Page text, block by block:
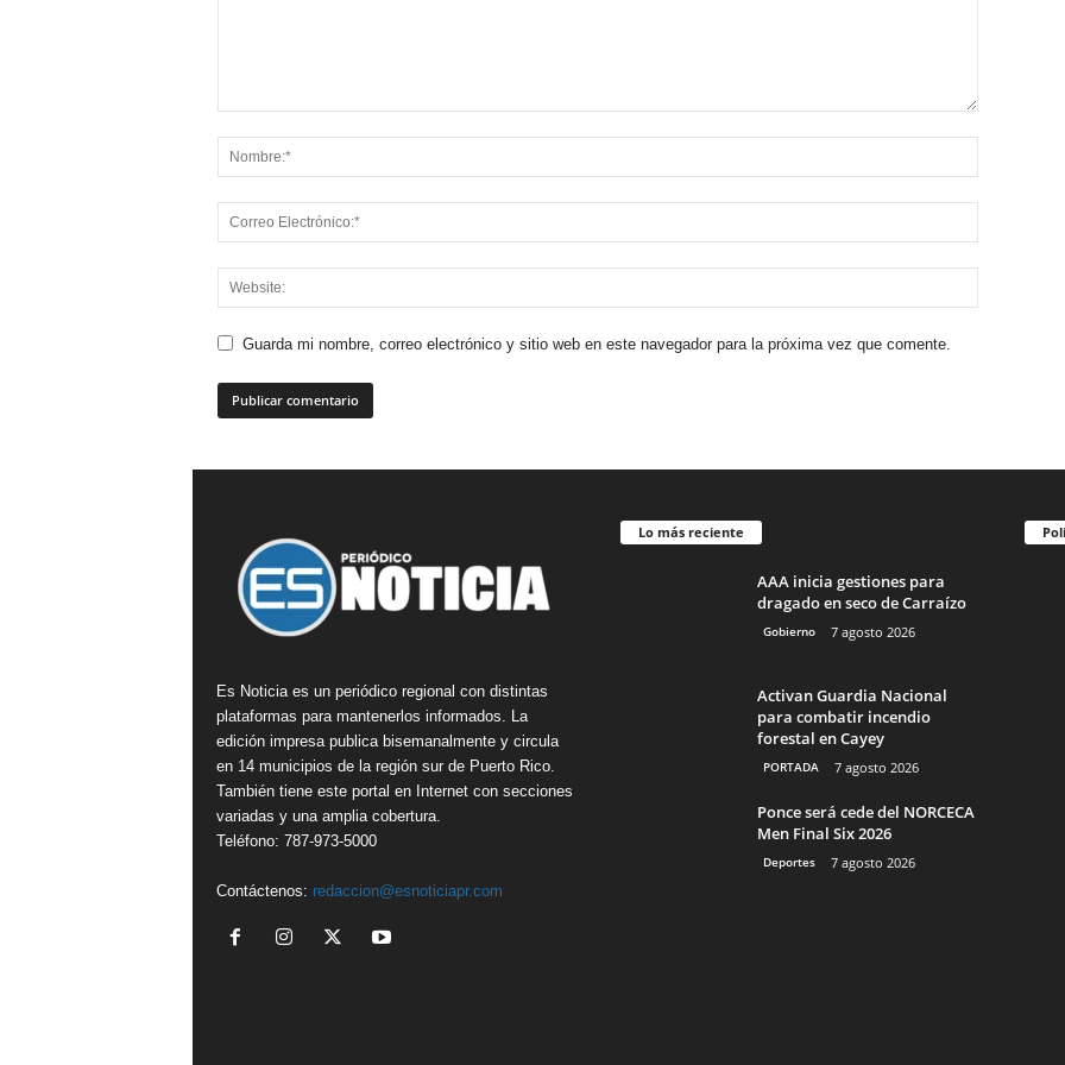
Guarda mi nombre, correo electrónico y sitio web en este navegador para la próxima vez que comente.
Es Noticia es un periódico regional con distintas
plataformas para mantenerlos informados. La
edición impresa publica bisemanalmente y circula
en 14 municipios de la región sur de Puerto Rico.
También tiene este portal en Internet con secciones
variadas y una amplia cobertura.
Teléfono: 787-973-5000
Contáctenos: redaccion@esnoticiapr.com
Lo más reciente
AAA inicia gestiones para
dragado en seco de Carraízo
Gobierno 7 agosto 2026
Activan Guardia Nacional
para combatir incendio
forestal en Cayey
PORTADA 7 agosto 2026
Ponce será cede del NORCECA
Men Final Six 2026
Deportes 7 agosto 2026